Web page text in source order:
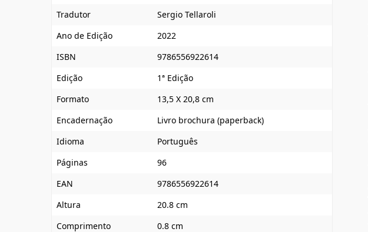
Tradutor
Sergio Tellaroli
Ano de Edição
2022
ISBN
9786556922614
Edição
1ª Edição
Formato
13,5 X 20,8 cm
Encadernação
Livro brochura (paperback)
Idioma
Português
Páginas
96
EAN
9786556922614
Altura
20.8 cm
Comprimento
0.8 cm